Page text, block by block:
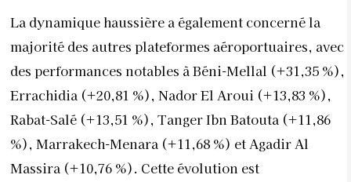
La dynamique haussière a également concerné la
majorité des autres plateformes aéroportuaires, avec
des performances notables à Béni-Mellal (+31,35 %),
Errachidia (+20,81 %), Nador El Aroui (+13,83 %),
Rabat-Salé (+13,51 %), Tanger Ibn Batouta (+11,86
%), Marrakech-Menara (+11,68 %) et Agadir Al
Massira (+10,76 %). Cette évolution est